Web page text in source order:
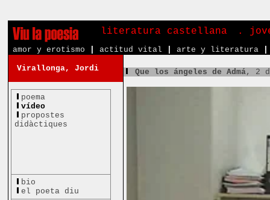
literatura castellana .
amor y erotismo actitud vital arte y literatura
Virallonga, Jordi
poema
vídeo
propostes
didàctiques
bio
el poeta diu
Que los ángeles de Admá, 2